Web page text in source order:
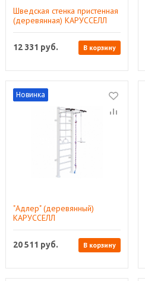
Шведская стенка пристенная
(деревянная) KАРУССЕЛЛ
12 331 руб. В корзину
Новинка
"Адлер" (деревянный)
КАРУССЕЛЛ
20 511 руб. В корзину